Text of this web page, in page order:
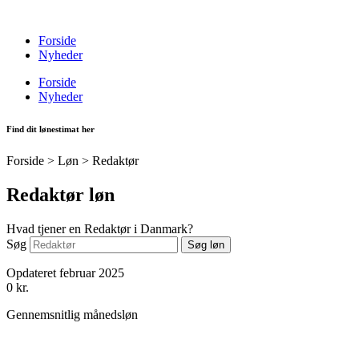
indholdForside
Nyheder
Forside
Nyheder
Find dit lønestimat her
Forside > Løn > Redaktør
Redaktør løn
Hvad tjener en Redaktør i Danmark?
Søg
Søg løn
Opdateret februar 2025
0 kr.
Gennemsnitlig månedsløn